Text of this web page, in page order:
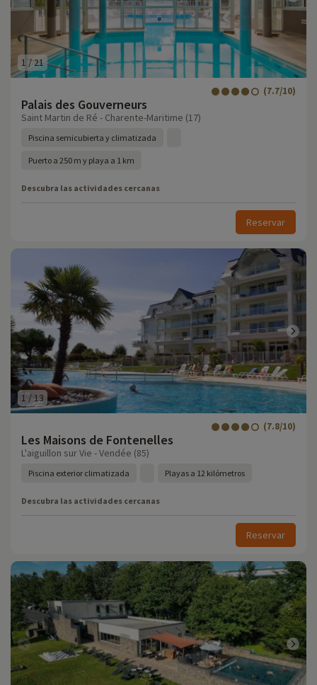
1 / 21
Palais des Gouverneurs
(7.7/10)
Saint Martin de Ré - Charente-Maritime (17)
Piscina semicubierta y climatizada
Puerto a 250 m y playa a 1 km
Descubra las actividades cercanas
Reservar
1 / 13
Les Maisons de Fontenelles
(7.8/10)
L'aiguillon sur Vie - Vendée (85)
Piscina exterior climatizada Playas a 12 kilómetros
Descubra las actividades cercanas
Reservar